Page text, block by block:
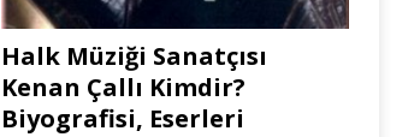
Halk Müziği Sanatçısı
Kenan Çallı Kimdir?
Biyografisi, Eserleri